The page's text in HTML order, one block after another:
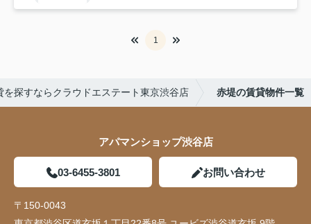
1
を探すならクラウドエステート東京渋谷店 赤堤の賃貸物件一覧
アパマンショップ渋谷店
03-6455-3801 お問い合わせ
〒150-0043